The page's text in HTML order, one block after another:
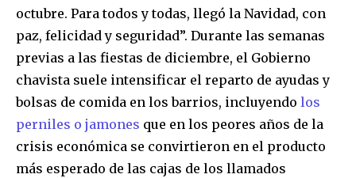
octubre. Para todos y todas, llegó la Navidad, con
paz, felicidad y seguridad”. Durante las semanas
previas a las fiestas de diciembre, el Gobierno
chavista suele intensificar el reparto de ayudas y
bolsas de comida en los barrios, incluyendo los
perniles o jamones que en los peores años de la
crisis económica se convirtieron en el producto
más esperado de las cajas de los llamados